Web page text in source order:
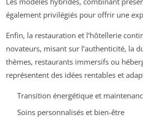
également privilégiés pour offrir une
Enfin, la restauration et l’hôtellerie
novateurs, misant sur l’authenticité, la
thèmes, restaurants immersifs ou
représentent des idées rentables et
Transition énergétique et
Soins personnalisés et bien-être